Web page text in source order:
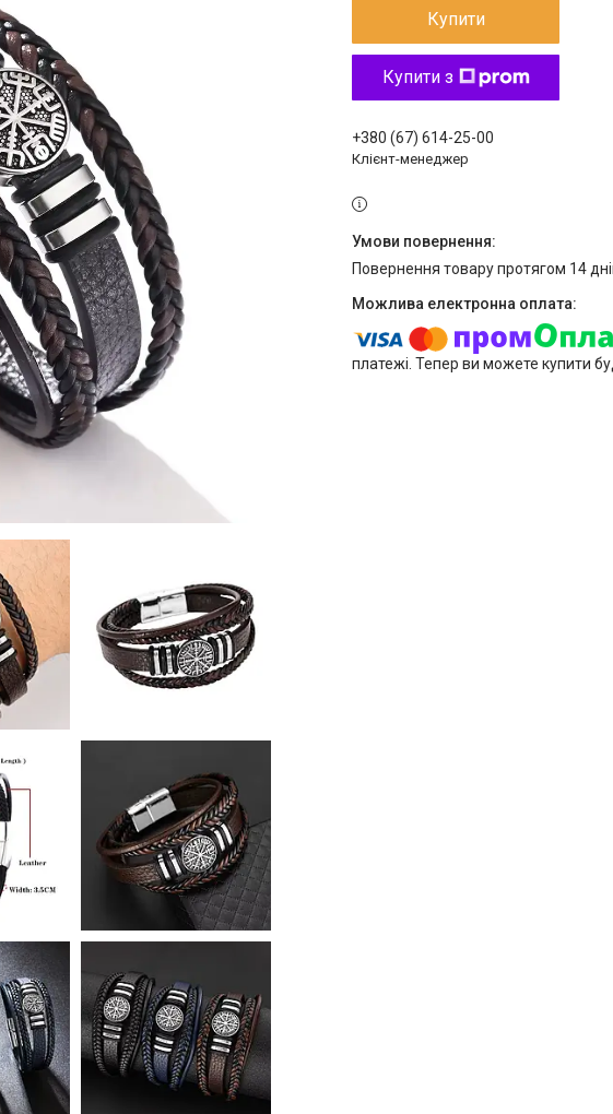
Купити
Купити з
+380 (67) 614-25-00
Клієнт-менеджер
повернення товару протягом 14
платежі. Тепер ви можете купити